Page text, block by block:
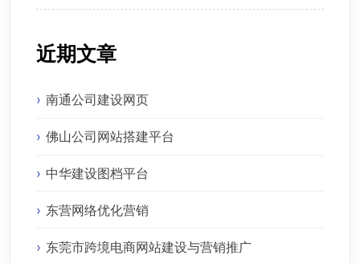
近期文章
南通公司建设网页
佛山公司网站搭建平台
中华建设图档平台
东营网络优化营销
东莞市跨境电商网站建设与营销推广